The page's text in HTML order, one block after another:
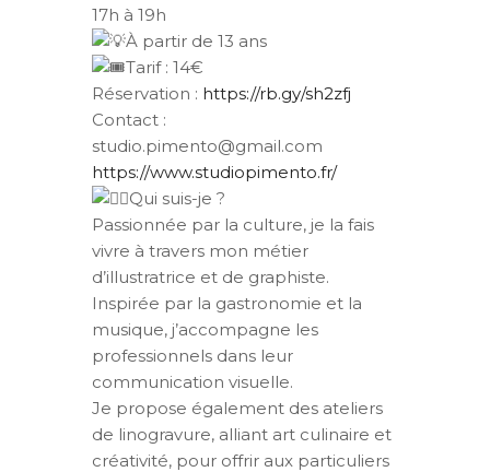
17h à 19h
À partir de 13 ans
Tarif : 14€
Réservation : https://rb.gy/sh2zfj
Contact :
studio.pimento@gmail.com
https://www.studiopimento.fr/
Qui suis-je ?
Passionnée par la culture, je la fais
vivre à travers mon métier
d’illustratrice et de graphiste.
Inspirée par la gastronomie et la
musique, j’accompagne les
professionnels dans leur
communication visuelle.
Je propose également des ateliers
de linogravure, alliant art culinaire et
créativité, pour offrir aux particuliers